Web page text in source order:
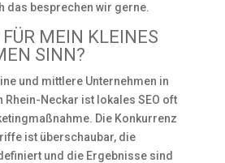
das besprechen wir gerne.
MEIN KLEINES
SINN?
und mittlere Unternehmen in
Neckar ist lokales SEO oft
Die Konkurrenz
ist überschaubar, die
und die Ergebnisse sind